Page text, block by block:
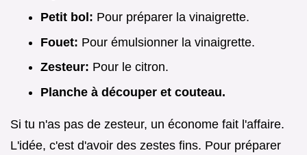
Petit bol: Pour préparer la vinaigrette.
Fouet: Pour émulsionner la vinaigrette.
Zesteur: Pour le citron.
Planche à découper et couteau.
Si tu n'as pas de zesteur, un économe fait l'affaire.
L'idée, c'est d'avoir des zestes fins. Pour préparer